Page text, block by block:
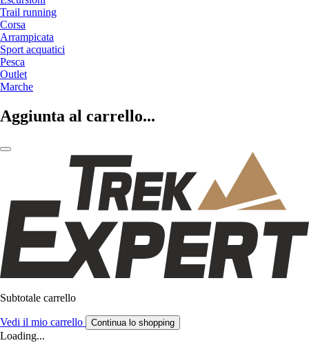
Trail running
Corsa
Arrampicata
Sport acquatici
Pesca
Outlet
Marche
Aggiunta al carrello...
Subtotale carrello
Vedi il mio carrello Continua lo shopping
Loading...